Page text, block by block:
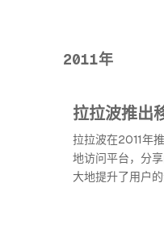
2011年
拉拉波推出
拉拉波在2011年
地访问平台，分
大地提升了用户的